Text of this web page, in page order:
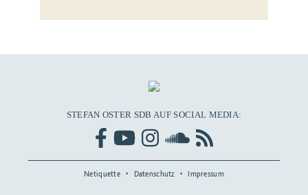
STEFAN OSTER SDB AUF SOCIAL MEDIA:
Netiquette Datenschutz Impressum